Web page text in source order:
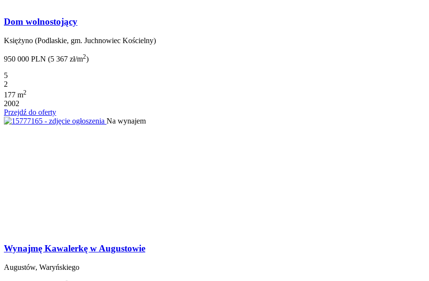
Dom wolnostojący
Księżyno (Podlaskie, gm. Juchnowiec Kościelny)
950 000 PLN (5 367 zł/m2)
5
2
177 m2
2002
Przejdź do oferty
Na wynajem
Wynajmę Kawalerkę w Augustowie
Augustów, Waryńskiego